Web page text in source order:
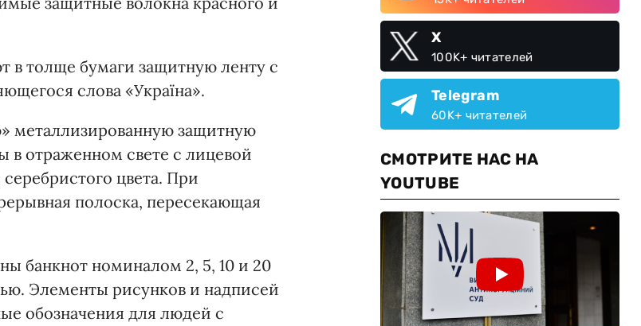
в толще бумаги защитную ленту с
слова «Україна».
металлизированную защитную
в отраженном свете с лицевой
цвета. При
полоска, пересекающая
банкнот номиналом 2, 5, 10 и 20
Элементы рисунков и надписей
обозначения для людей с
X
100K+ читателей
Telegram
60K+ читателей
СМОТРИТЕ НАС НА
YOUTUBE